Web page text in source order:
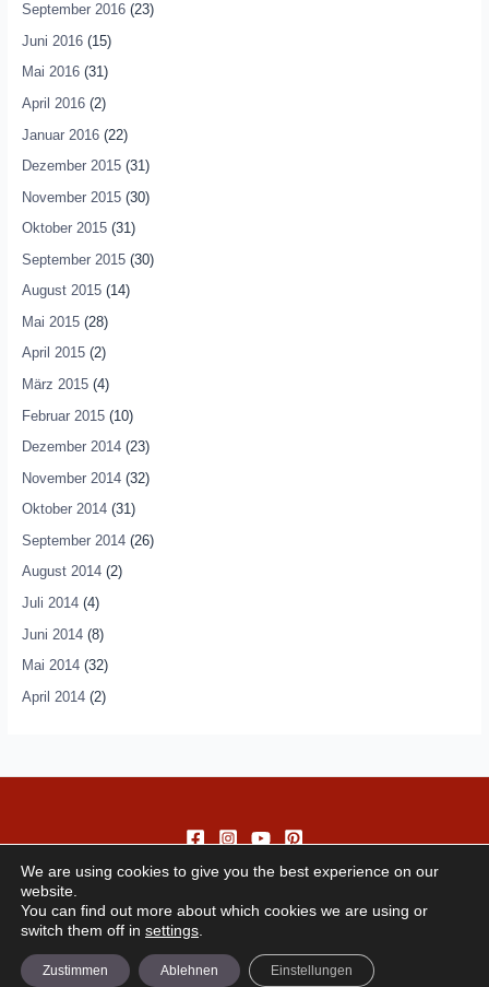
September 2016(23)
Juni 2016(15)
Mai 2016(31)
April 2016(2)
Januar 2016(22)
Dezember 2015(31)
November 2015(30)
Oktober 2015(31)
September 2015(30)
August 2015(14)
Mai 2015(28)
April 2015(2)
März 2015(4)
Februar 2015(10)
Dezember 2014(23)
November 2014(32)
Oktober 2014(31)
September 2014(26)
August 2014(2)
Juli 2014(4)
Juni 2014(8)
Mai 2014(32)
April 2014(2)
Copyright © 2026 andando
We are using cookies to give you the best experience on our
website.
You can find out more about which cookies we are using or
switch them off in settings
Zustimmen Ablehnen Einstellungen